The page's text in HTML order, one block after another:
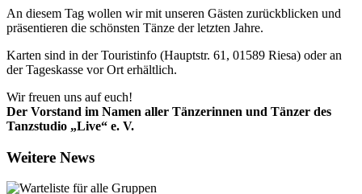
An diesem Tag wollen wir mit unseren Gästen zurückblicken und
präsentieren die schönsten Tänze der letzten Jahre.
Karten sind in der Touristinfo (Hauptstr. 61, 01589 Riesa) oder an
der Tageskasse vor Ort erhältlich.
Wir freuen uns auf euch!
Der Vorstand im Namen aller Tänzerinnen und Tänzer des
Tanzstudio „Live“ e. V.
Weitere News